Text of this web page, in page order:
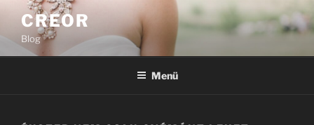
Tartalomhoz
CREOR
Blog
Menü